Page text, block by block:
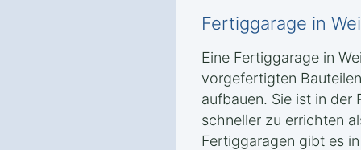
Fertiggarage in
Eine Fertiggarage in
vorgefertigten
aufbauen. Sie ist in der
schneller zu errichten
Fertiggaragen gibt es